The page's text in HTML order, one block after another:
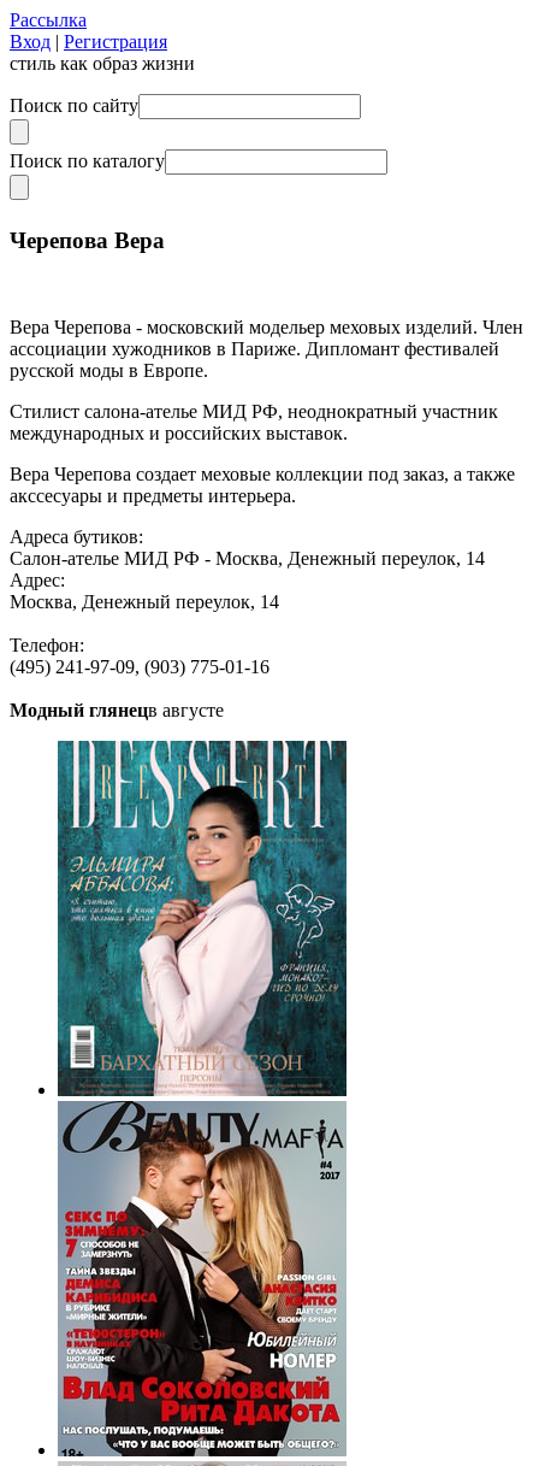
Рассылка
Вход | Регистрация
стиль как образ жизни
Поиск по сайту
Поиск по каталогу
Черепова Вера
Вера Черепова - московский модельер меховых изделий. Член
ассоциации хужодников в Париже. Дипломант фестивалей
русской моды в Европе.
Стилист салона-ателье МИД РФ, неоднократный участник
международных и российских выставок.
Вера Черепова создает меховые коллекции под заказ, а также
акссесуары и предметы интерьера.
Адреса бутиков:
Салон-ателье МИД РФ - Москва, Денежный переулок, 14
Адрес:
Москва, Денежный переулок, 14
Телефон:
(495) 241-97-09, (903) 775-01-16
Модный глянецв августе